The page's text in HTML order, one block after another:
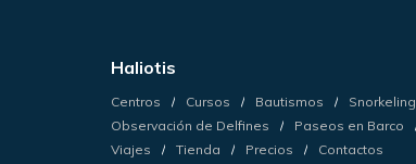
Haliotis
Centros Cursos Bautismos
Snorkeling
Observación de Delfines
Paseos en Barco
Viajes
Tienda Precios Contactos